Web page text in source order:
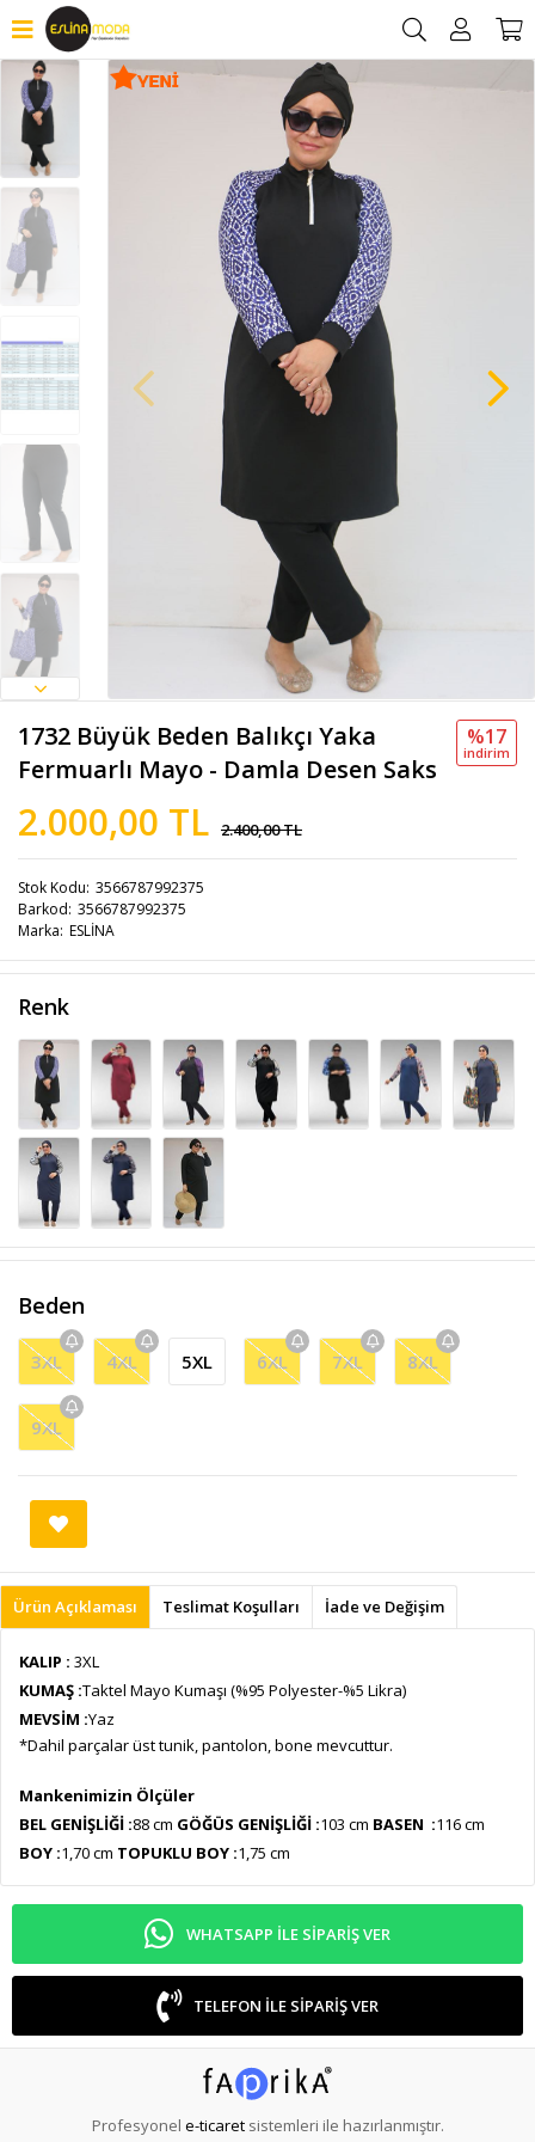
1732 Büyük Beden Balıkçı Yaka
Fermuarlı Mayo - Damla Desen Saks
2.000,00 TL 2.400,00 TL
%17
i̇ndi̇ri̇m
Stok Kodu 3566787992375
Barkod 3566787992375
Marka ESLİNA
Renk
Beden
3XL 4XL 5XL 6XL 7XL 8XL
9XL
Ürün Açıklaması Teslimat Koşulları İade ve Değişim
KALIP : 3XL
KUMAŞ :Taktel Mayo Kumaşı (%95 Polyester-%5 Likra)
MEVSİM :Yaz
*Dahil parçalar üst tunik, pantolon, bone mevcuttur.
Mankenimizin Ölçüler
BEL GENİŞLİĞİ :88 cm GÖĞÜS GENİŞLİĞİ :103 cm BASEN :116 cm
BOY :1,70 cm TOPUKLU BOY :1,75 cm
WHATSAPP ILE SIPARIŞ VER
TELEFON ILE SIPARIŞ VER
Profesyonel e-ticaretsistemleri ile hazırlanmıştır.